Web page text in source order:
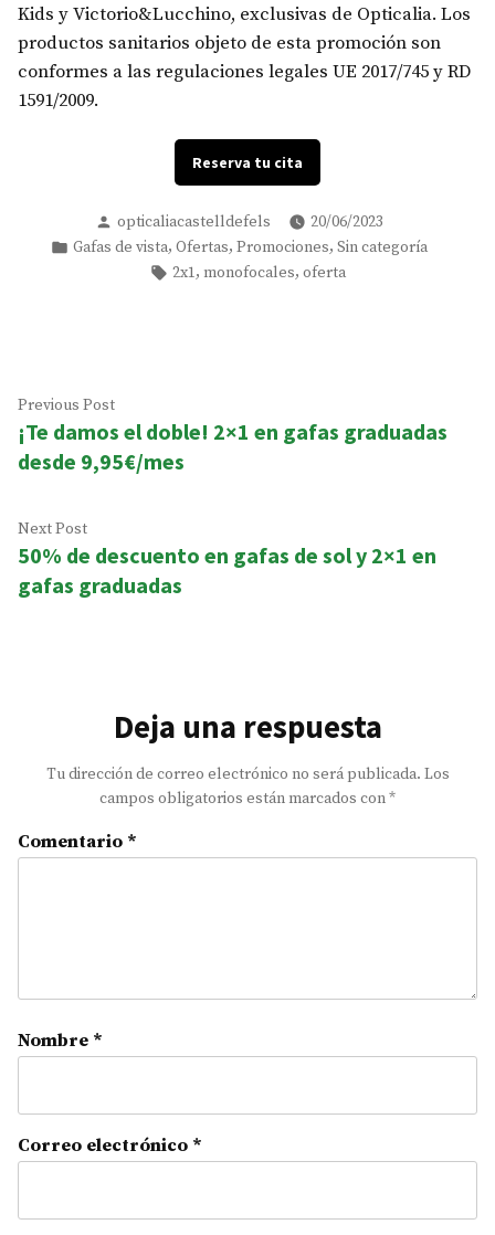
Kids y Victorio&Lucchino, exclusivas de Opticalia. Los
productos sanitarios objeto de esta promoción son
conformes a las regulaciones legales UE 2017/745 y RD
1591/2009.
Reserva tu cita
Posted
by
opticaliacastelldefels
20/06/2023
Posted
Gafas de vista, Ofertas, Promociones, Sin categoría
Tags:
2x1, monofocales, oferta
Navegación
de
entradas
Previous PostPrevious
post:
¡Te damos el doble! 2×1 en gafas graduadas
desde 9,95€/mes
Next PostNext
post:
50% de descuento en gafas de sol y 2×1 en
gafas graduadas
Deja una respuesta
Tu dirección de correo electrónico no será publicada. Los
campos obligatorios están marcados con*
Comentario *
Nombre *
Correo electrónico *